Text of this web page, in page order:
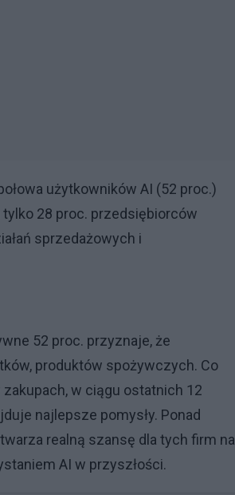
użytkowników AI (52 proc.)
28 proc. przedsiębiorców
sprzedażowych i
52 proc. przyznaje, że
produktów spożywczych. Co
w ciągu ostatnich 12
najlepsze pomysły. Ponad
realną szansę dla tych firm na
AI w przyszłości.